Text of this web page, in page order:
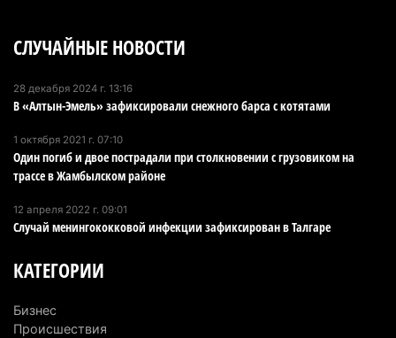
катеров для Formula-1 H2O и откроют академию
пилотов
В Alatau City Authority назначили нового
4 августа 2026 г. 20:22
университеты в центры технологий и новых
4 августа 2026 г. 15:11
СЛУЧАЙНЫЕ НОВОСТИ
28 декабря 2024 г. 13:16
В «Алтын-Эмель» зафиксировали снежного барса с котятами
1 октября 2021 г. 07:10
Один погиб и двое пострадали при столкновении с грузовиком на
трассе в Жамбылском районе
12 апреля 2022 г. 09:01
Случай менингококковой инфекции зафиксирован в Талгаре
КАТЕГОРИИ
Бизнес
Происшествия